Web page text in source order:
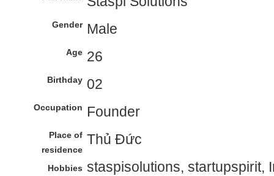
Gender Male
Age 26
Birthday 02
Occupation Founder
Place of
residence
Thủ Đức
Hobbies staspisolutions, startupspirit,